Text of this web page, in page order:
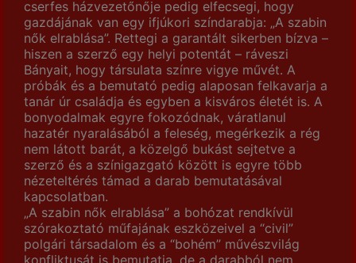
cserfes házvezetőnője pedig elfecsegi, hogy
gazdájának van egy ifjúkori színdarabja: „A szabin
nők elrablása”. Rettegi a garantált sikerben bízva –
hiszen a szerző egy helyi potentát – ráveszi
Bányait, hogy társulata színre vigye művét. A
próbák és a bemutató pedig alaposan felkavarja a
tanár úr családja és egyben a kisváros életét is. A
bonyodalmak egyre fokozódnak, váratlanul
hazatér nyaralásából a feleség, megérkezik a rég
nem látott barát, a közelgő bukást sejtetve a
szerző és a színigazgató között is egyre több
nézeteltérés támad a darab bemutatásával
kapcsolatban.
„A szabin nők elrablása” a bohózat rendkívül
szórakoztató műfajának eszközeivel a “civil”
polgári társadalom és a “bohém” művészvilág
konfliktusát is bemutatja, de a darabból nem